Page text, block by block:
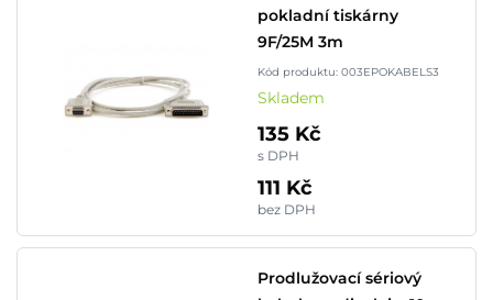
pokladní tiskárny
9F/25M 3m
Kód produktu: 003EPOKABELS3
Skladem
135 Kč
s DPH
111 Kč
bez DPH
Prodlužovací sériový